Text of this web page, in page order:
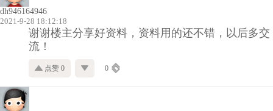
dh946164946
2021-9-28 18:12:18
谢谢楼主分享好资料，资料用的还不错，以后多交
流！
点赞 0 0